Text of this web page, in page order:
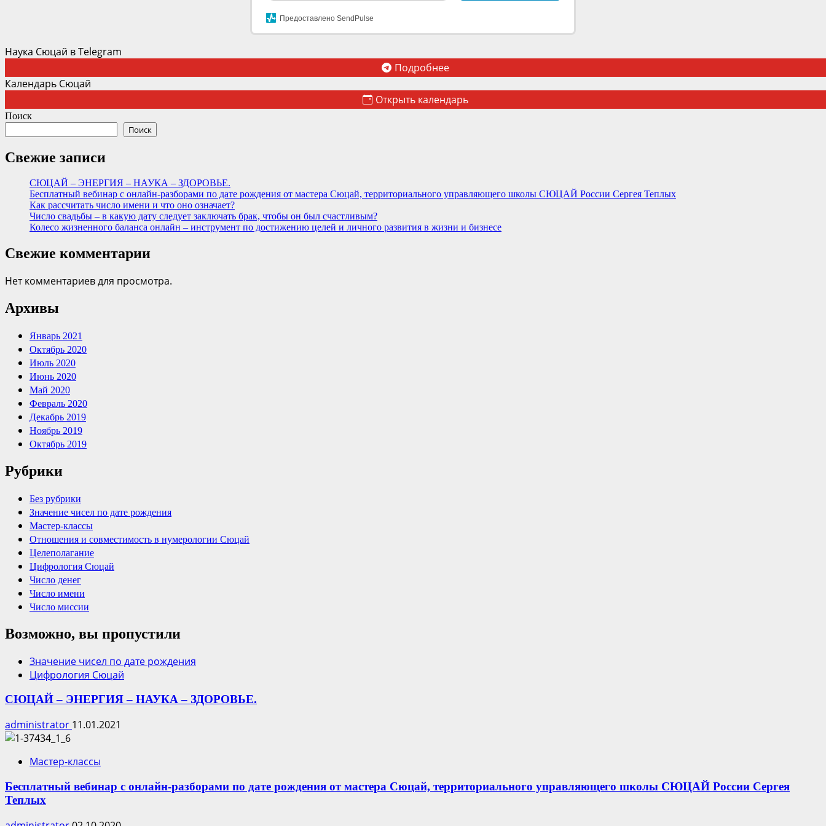
Предоставлено SendPulse
Наука Сюцай в Telegram
Подробнее
Календарь Сюцай
Открыть календарь
Поиск
Поиск
Свежие записи
СЮЦАЙ – ЭНЕРГИЯ – НАУКА – ЗДОРОВЬЕ.
Бесплатный вебинар c онлайн-разборами по дате рождения от мастера Сюцай, территориального управляющего школы СЮЦАЙ России Сергея Теплых
Как рассчитать число имени и что оно означает?
Число свадьбы – в какую дату следует заключать брак, чтобы он был счастливым?
Колесо жизненного баланса онлайн – инструмент по достижению целей и личного развития в жизни и бизнесе
Свежие комментарии
Нет комментариев для просмотра.
Архивы
Январь 2021
Октябрь 2020
Июль 2020
Июнь 2020
Май 2020
Февраль 2020
Декабрь 2019
Ноябрь 2019
Октябрь 2019
Рубрики
Без рубрики
Значение чисел по дате рождения
Мастер-классы
Отношения и совместимость в нумерологии Сюцай
Целеполагание
Цифрология Сюцай
Число денег
Число имени
Число миссии
Возможно, вы пропустили
Значение чисел по дате рождения
Цифрология Сюцай
СЮЦАЙ – ЭНЕРГИЯ – НАУКА – ЗДОРОВЬЕ.
administrator 11.01.2021
Мастер-классы
Бесплатный вебинар c онлайн-разборами по дате рождения от мастера Сюцай, территориального управляющего школы СЮЦАЙ России Сергея
Теплых